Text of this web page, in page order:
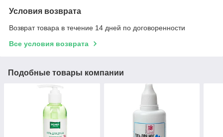
Условия возврата
Возврат товара в течение 14 дней по договоренности
Все условия возврата
Подобные товары компании